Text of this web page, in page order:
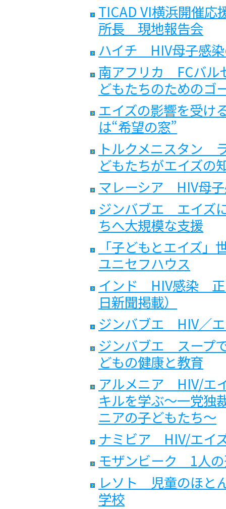
TICAD VI横浜開催応
所長 現地報告会
ハイチ HIV母子感
南アフリカ FCバル
どもたちのためのゴ
エイズの影響を受け
は“希望の窓”
トルクメニスタン
どもたちがエイズの
マレーシア HIV母
ジンバブエ エイズ
ちへ大規模な支援
「子どもとエイズ
ユニセフハウス
インド HIV感染 正
日新聞掲載）
ジンバブエ HIV／
ジンバブエ スープ
どもの健康と教育
アルメニア HIV/エ
キルを学ぶ〜一党独
ニアの子どもたち〜
ナミビア HIV/エイ
モザンビーク 1人
レソト 児童のほと
学校